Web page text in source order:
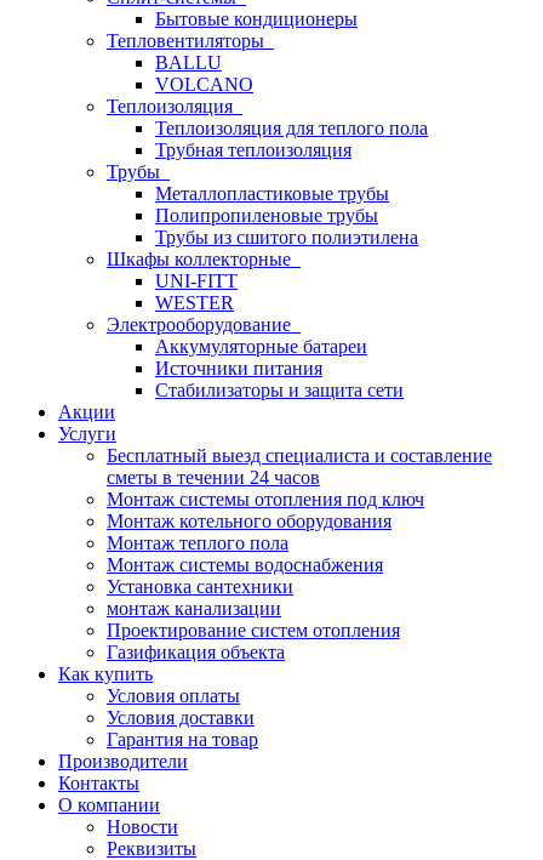
Бытовые кондиционеры
Тепловентиляторы
BALLU
VOLCANO
Теплоизоляция
Теплоизоляция для теплого пола
Трубная теплоизоляция
Трубы
Металлопластиковые трубы
Полипропиленовые трубы
Трубы из сшитого полиэтилена
Шкафы коллекторные
UNI-FITT
WESTER
Электрооборудование
Аккумуляторные батареи
Источники питания
Стабилизаторы и защита сети
Акции
Услуги
Бесплатный выезд специалиста и составление
сметы в течении 24 часов
Монтаж системы отопления под ключ
Монтаж котельного оборудования
Монтаж теплого пола
Монтаж системы водоснабжения
Установка сантехники
монтаж канализации
Проектирование систем отопления
Газификация объекта
Как купить
Условия оплаты
Условия доставки
Гарантия на товар
Производители
Контакты
О компании
Новости
Реквизиты